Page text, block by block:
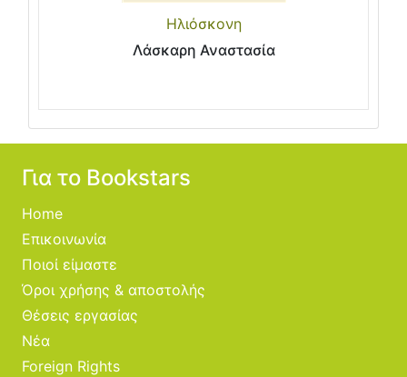
Ηλιόσκονη
Λάσκαρη Αναστασία
Για το Bookstars
Home
Επικοινωνία
Ποιοί είμαστε
Όροι χρήσης & αποστολής
Θέσεις εργασίας
Νέα
Foreign Rights